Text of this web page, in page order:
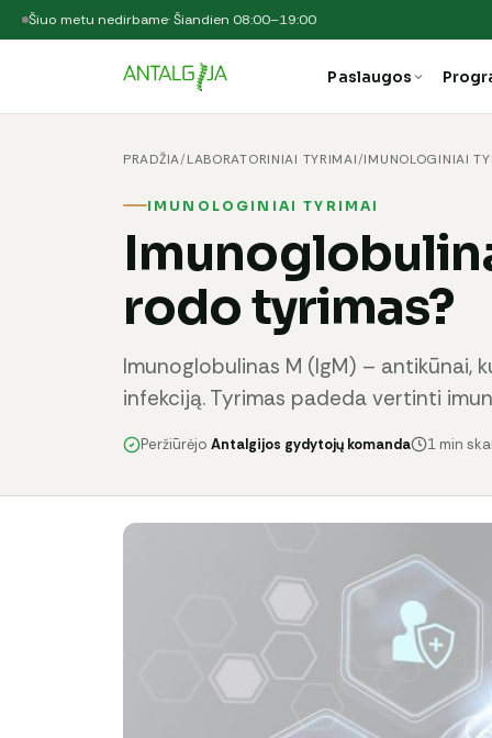
Šiuo metu nedirbame· Šiandien 08:00–19:00
Paslaugos
PRADŽIA/LABORATORINIAI TYRIMAI/IMUNOLOGINIAI
IMUNOLOGINIAI TYRIMAI
rodo tyrimas?
Imunoglobulinas M (IgM) – antikūnai,
infekciją. Tyrimas padeda vertinti
Peržiūrėjo Antalgijos gydytojų komanda 1 min